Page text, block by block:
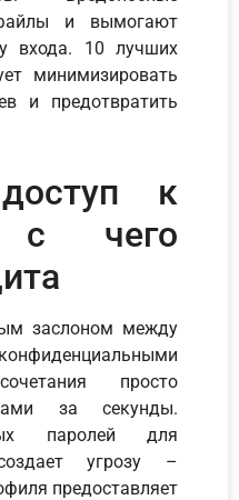
и вымогают
входа. 10 лучших
минимизировать
и предотвратить
к
с чего
заслоном между
просто
за секунды.
паролей для
угрозу –
предоставляет